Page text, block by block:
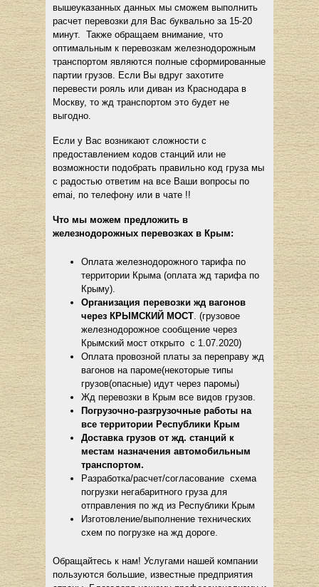
вышеуказанных данных мы сможем выполнить
расчет перевозки для Вас буквально за 15-20
минут. Также обращаем внимание, что
оптимальным к перевозкам железнодорожным
транспортом являются полные сформированные
партии грузов. Если Вы вдруг захотите
перевести рояль или диван из Краснодара в
Москву, то жд транспортом это будет не
выгодно.
Если у Вас возникают сложности с
предоставлением кодов станций или не
возможности подобрать правильно код груза мы
с радостью ответим на все Ваши вопросы по
emai, по телефону или в чате !!
Что мы можем предложить в
железнодорожных перевозках в Крым:
Оплата железнодорожного тарифа по
территории Крыма (оплата жд тарифа по
Крыму).
Организация перевозки жд вагонов
через КРЫМСКИЙ МОСТ. (грузовое
железнодорожное сообщение через
Крымский мост открыто с 1.07.2020)
Оплата провозной платы за переправу жд
вагонов на пароме(некоторые типы
грузов(опасные) идут через паромы)
Жд перевозки в Крым все видов грузов.
Погрузочно-разгрузочные работы на
все территории Республики Крым
Доставка грузов от жд. станций к
местам назначения автомобильным
транспортом.
Разработка/расчет/согласование схема
погрузки негабаритного груза для
отправления по жд из Республики Крым
Изготовление/выполнение технических
схем по погрузке на жд дороге.
Обращайтесь к нам! Услугами нашей компании
пользуются большие, известные предприятия